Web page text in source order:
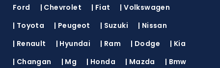
Ford
| Chevrolet | Fiat |Volkswagen
| Toyota | Peugeot | Suzuki | Nissan
| Renault | Hyundai | Ram | Dodge | Kia
| Changan | Mg | Honda | Mazda | Bmw